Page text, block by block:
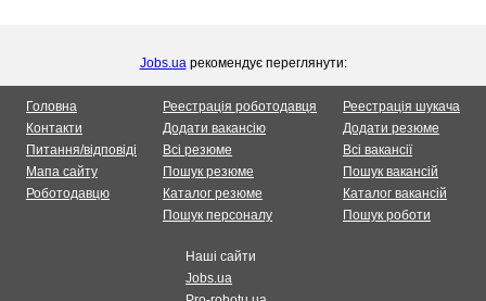
Jobs.uaрекомендує переглянути:
Головна
Контакти
Питання/відповіді
Мапа сайту
Роботодавцю
Реестрація роботодавця
Додати вакансію
Всі резюме
Пошук резюме
Каталог резюме
Пошук персоналу
Реестрація шукача
Додати резюме
Всі вакансії
Пошук вакансій
Каталог вакансій
Пошук роботи
Наші сайти
Jobs.ua